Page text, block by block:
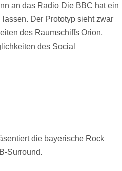
an das Radio Die BBC hat ein
Der Prototyp sieht zwar
des Raumschiffs Orion,
des Social
die bayerische Rock
Surround.